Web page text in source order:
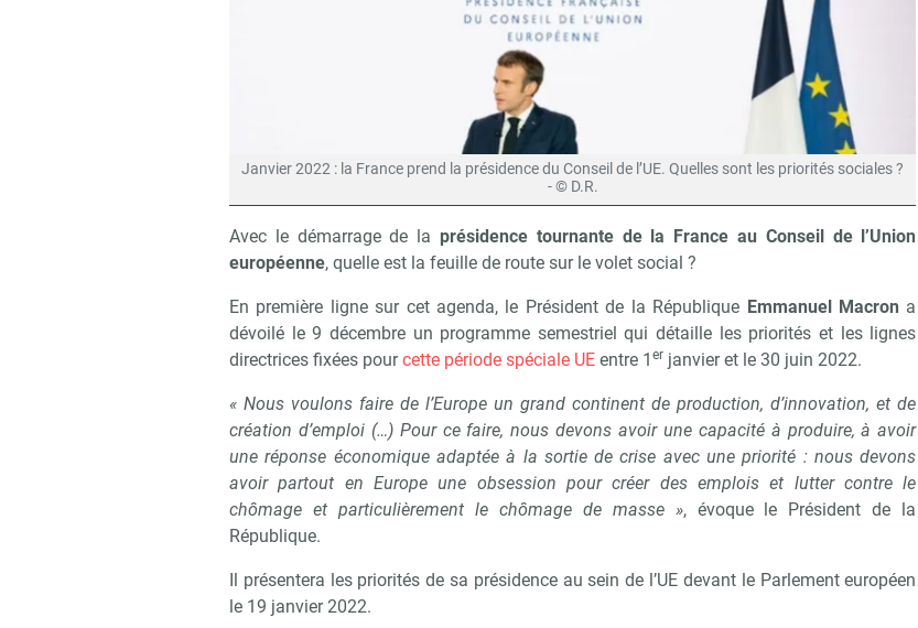
Janvier 2022 : la France prend la présidence du Conseil de l’UE. Quelles sont les priorités sociales ?
- © D.R.
Avec le démarrage de la présidence tournante de la France au Conseil de l’Union
européenne, quelle est la feuille de route sur le volet social ?
En première ligne sur cet agenda, le Président de la République Emmanuel Macron a
dévoilé le 9 décembre un programme semestriel qui détaille les priorités et les lignes
directrices fixées pourcette période spéciale UE entre 1 er janvier et le 30 juin 2022.
« Nous voulons faire de l’Europe un grand continent de production, d’innovation, et de
création d’emploi (…) Pour ce faire, nous devons avoir une capacité à produire, à avoir
une réponse économique adaptée à la sortie de crise avec une priorité : nous devons
avoir partout en Europe une obsession pour créer des emplois et lutter contre le
chômage et particulièrement le chômage de masse », évoque le Président de la
République.
Il présentera les priorités de sa présidence au sein de l’UE devant le Parlement européen
le 19 janvier 2022.